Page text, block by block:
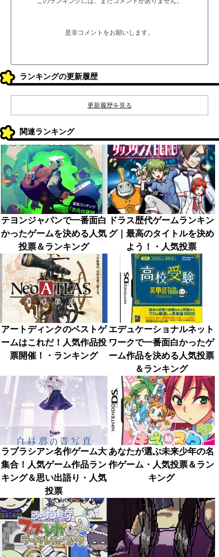
是非コメントをお願いします。
ランキングの更新履歴
更新履歴を見る
関連ランキング
テヨンジャパンで一番面白
かったゲームを決める人気
投票＆ランキング
ドラス歴代ゲームランキン
グ｜最高のタイトルを決め
よう！・人気投票
アートディンクのベストゲ
ームはこれだ！人気作品投
票開催！・ランキング
エデュケーショナルネット
ワークで一番面白かったゲ
ーム作品を決める人気投票
＆ランキング
ラプラシアン名作ゲーム大
集合！人気ゲーム作品ラン
キング＆思い出語り・人気
投票
あなたが選ぶ未来少年の名
作ゲーム・人気投票＆ラン
キング